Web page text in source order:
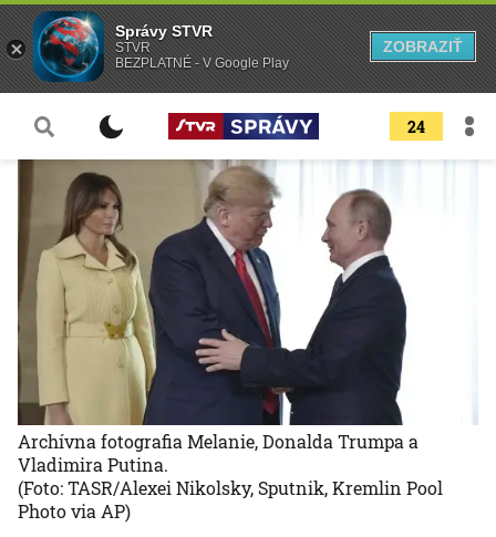
24
Archívna fotografia Melanie, Donalda Trumpa a
Vladimira Putina.
(Foto: TASR/Alexei Nikolsky, Sputnik, Kremlin Pool
Photo via AP)
Správy STVR
STVR
BEZPLATNÉ - V Google Play
ZOBRAZIŤ